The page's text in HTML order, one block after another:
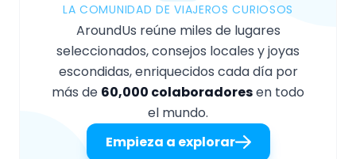
LA COMUNIDAD DE VIAJEROS CURIOSOS
AroundUs reúne miles de lugares
seleccionados, consejos locales y joyas
escondidas, enriquecidos cada día por
más de 60,000 colaboradoresen todo
el mundo.
Empieza a explorar